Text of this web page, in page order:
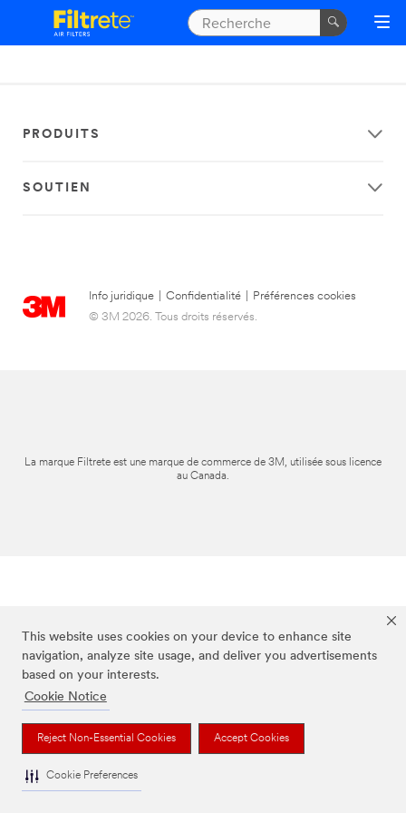
This website uses cookies on your device to enhance site
navigation, analyze site usage, and deliver you advertisements
based on your interests.
Cookie Notice
Reject Non-Essential Cookies Accept Cookies
Cookie Preferences
PRODUITS
SOUTIEN
Info juridique Confidentialité
Préférences cookies
© 3M 2026. Tous droits réservés.
La marque Filtrete est une marque de commerce de 3M, utilisée sous licence
au Canada.